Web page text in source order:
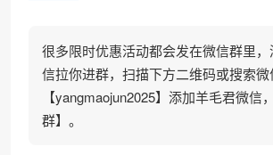
很多限时优惠活动都会发在微信群里
信拉你进群，扫描下方二维码或搜索微
【yangmaojun2025】添加羊毛君微信
群】。